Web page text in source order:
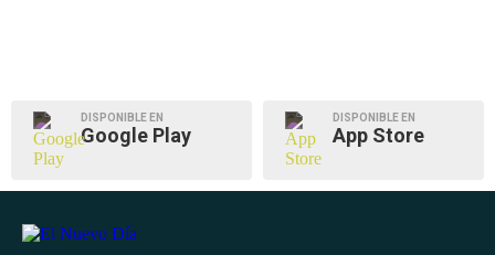
DISPONIBLE EN
Google Play
DISPONIBLE EN
App Store